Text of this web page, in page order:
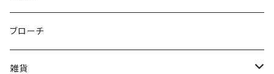
星
ブローチ
雑貨